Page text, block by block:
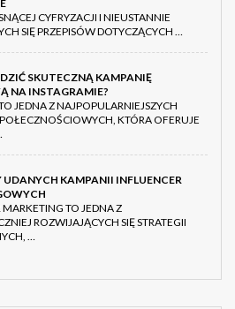
CYFRYZACJI I NIEUSTANNIE
SIĘ PRZEPISÓW DOTYCZĄCYCH …
SKUTECZNĄ KAMPANIĘ
NA INSTAGRAMIE?
JEDNA Z NAJPOPULARNIEJSZYCH
KTÓRA OFERUJE
UDANYCH KAMPANII INFLUENCER
TO JEDNA Z
ROZWIJAJĄCYCH SIĘ STRATEGII
…